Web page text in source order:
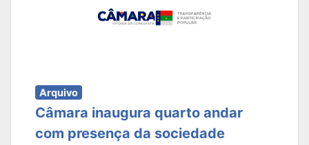
Arquivo
Câmara inaugura quarto andar
com presença da sociedade